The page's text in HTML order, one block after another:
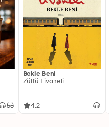
Bekle Beni
Zülfü Livaneli
4.2